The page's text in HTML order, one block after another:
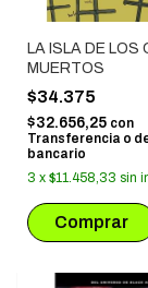
LA ISLA DE LOS
MUERTOS
$34.375
$32.656,25 con
Transferencia o
bancario
3 x $11.458,33 sin